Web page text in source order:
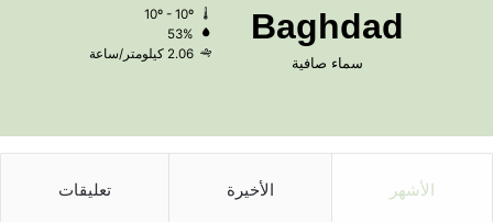
Baghdad
سماء صافية
53%
2.06 كيلومتر/ساعة
الأشهر الأخيرة تعليقات